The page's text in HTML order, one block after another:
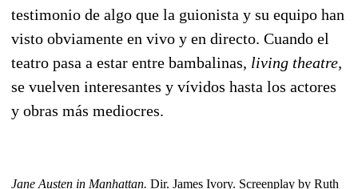
testimonio de algo que la guionista y su equipo han
visto obviamente en vivo y en directo. Cuando el
teatro pasa a estar entre bambalinas, living theatre,
se vuelven interesantes y vívidos hasta los actores
y obras más mediocres.
Jane Austen in Manhattan. Dir. James Ivory. Screenplay by Ruth